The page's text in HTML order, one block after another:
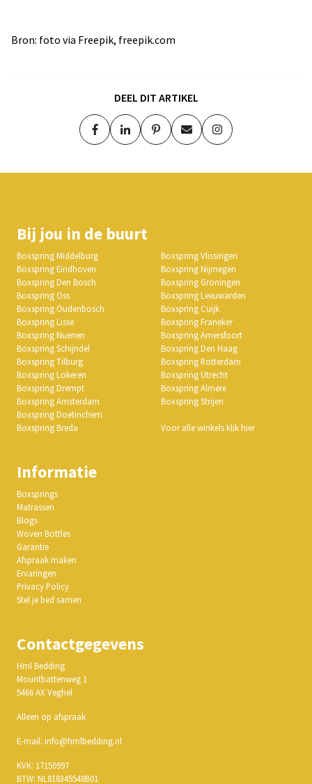
Bron: foto via Freepik, freepik.com
DEEL DIT ARTIKEL
Bij jou in de buurt
Boxspring Middelburg
Boxspring Eindhoven
Boxspring Den Bosch
Boxspring Oss
Boxspring Oudenbosch
Boxspring Lisse
Boxspring Nuenen
Boxspring Schijndel
Boxspring Tilburg
Boxspring Lokeren
Boxspring Drempt
Boxspring Amsterdam
Boxspring Doetinchem
Boxspring Breda
Boxspring Vlissingen
Boxspring Nijmegen
Boxspring Groningen
Boxspring Leeuwarden
Boxspring Cuijk
Boxspring Franeker
Boxspring Amersfoort
Boxspring Den Haag
Boxspring Rotterdam
Boxspring Utrecht
Boxspring Almere
Boxspring Strijen
Voor alle winkels klik hier
Informatie
Boxsprings
Matrassen
Blogs
Woven Bottles
Garantie
Afspraak maken
Ervaringen
Privacy Policy
Stel je bed samen
Contactgegevens
Hml Bedding
Mountbattenweg 1
5466 AX Veghel
Alleen op afspraak
E-mail: info@hmlbedding.nl
KVK: 17150997
BTW: NL818345548B01